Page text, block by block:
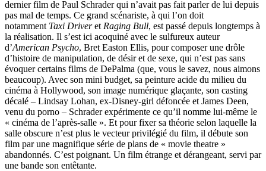
dernier film de Paul Schrader qui n’avait pas fait parler de lui depuis
pas mal de temps. Ce grand scénariste, à qui l’on doit
notamment Taxi Driveret Raging Bull, est passé depuis longtemps à
la réalisation. Il s’est ici acoquiné avec le sulfureux auteur
d’American Psycho, Bret Easton Ellis, pour composer une drôle
d’histoire de manipulation, de désir et de sexe, qui n’est pas sans
évoquer certains films de DePalma (que, vous le savez, nous aimons
beaucoup). Avec son mini budget, sa peinture acide du milieu du
cinéma à Hollywood, son image numérique glaçante, son casting
décalé – Lindsay Lohan, ex-Disney-girl défoncée et James Deen,
venu du porno – Schrader expérimente ce qu’il nomme lui-même le
« cinéma de l’après-salle ». Et pour fixer sa théorie selon laquelle la
salle obscure n’est plus le vecteur privilégié du film, il débute son
film par une magnifique série de plans de « movie theatre »
abandonnés. C’est poignant. Un film étrange et dérangeant, servi par
une bande son entêtante.